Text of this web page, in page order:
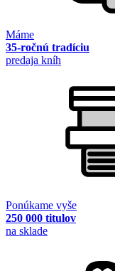
Máme
35-ročnú tradíciu
predaja kníh
Ponúkame vyše
250 000 titulov
na sklade